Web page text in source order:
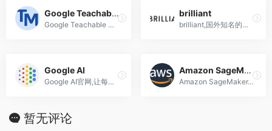
Google Teachable Machine
Google Teachable Machine,基于网络的工具,让每个人快速、轻松地创建机器学习模型
brilliant
brilliant,国外知名的在线学习平台
Google AI
Google AI官网,让每个人都受益于 AI
Amazon SageMaker
Amazon SageMaker,全托管基础设施,工具和工作流程,为任何用例构建,训练和部署机器学习 (ML) 模型
暂无评论